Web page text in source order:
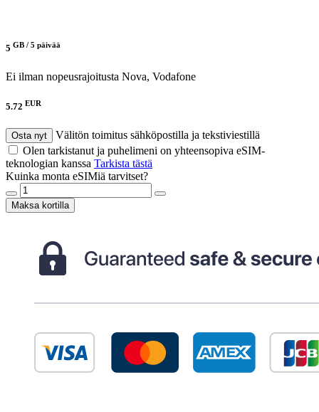
5 GB / 5 päivää
Ei ilman nopeusrajoitusta Nova, Vodafone
5.72 EUR
Osta nyt
Välitön toimitus sähköpostilla ja tekstiviestillä
Olen tarkistanut ja puhelimeni on yhteensopiva eSIM-
teknologian kanssa Tarkista tästä
Kuinka monta eSIMiä tarvitset?
Maksa kortilla